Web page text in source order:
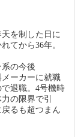
を制した日に
てから36年。
系の今後
メーカーに就職
退職。4号機時
の限界で引
るも超つまん